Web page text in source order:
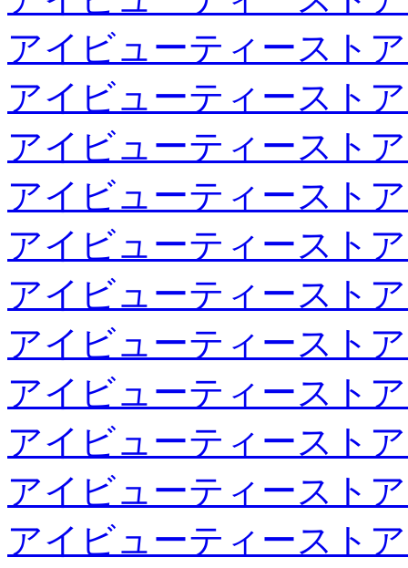
アイビューティースト
アイビューティースト
アイビューティースト
アイビューティースト
アイビューティースト
アイビューティースト
アイビューティースト
アイビューティースト
アイビューティースト
アイビューティースト
アイビューティースト